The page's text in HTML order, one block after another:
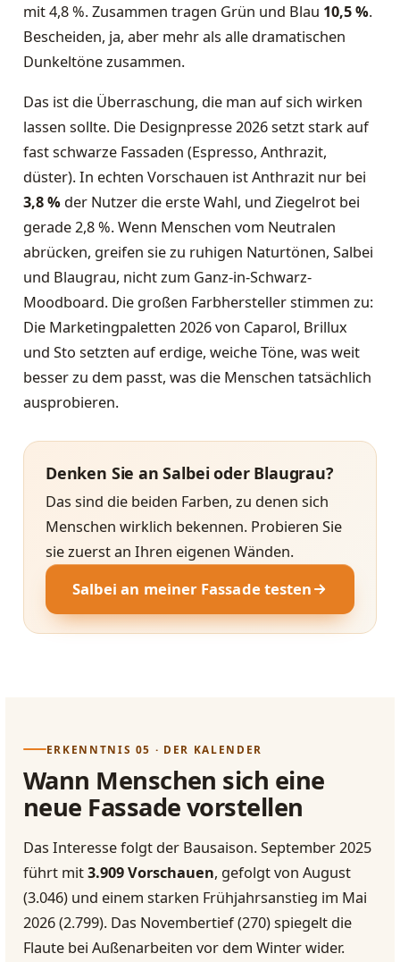
mit 4,8 %. Zusammen tragen Grün und Blau 10,5 %.
Bescheiden, ja, aber mehr als alle dramatischen
Dunkeltöne zusammen.
Das ist die Überraschung, die man auf sich wirken
lassen sollte. Die Designpresse 2026 setzt stark auf
fast schwarze Fassaden (Espresso, Anthrazit,
düster). In echten Vorschauen ist Anthrazit nur bei
3,8 % der Nutzer die erste Wahl, und Ziegelrot bei
gerade 2,8 %. Wenn Menschen vom Neutralen
abrücken, greifen sie zu ruhigen Naturtönen, Salbei
und Blaugrau, nicht zum Ganz-in-Schwarz-
Moodboard. Die großen Farbhersteller stimmen zu:
Die Marketingpaletten 2026 von Caparol, Brillux
und Sto setzten auf erdige, weiche Töne, was weit
besser zu dem passt, was die Menschen tatsächlich
ausprobieren.
Denken Sie an Salbei oder Blaugrau?
Das sind die beiden Farben, zu denen sich
Menschen wirklich bekennen. Probieren Sie
sie zuerst an Ihren eigenen Wänden.
Salbei an meiner Fassade testen
ERKENNTNIS 05 · DER KALENDER
Wann Menschen sich eine
neue Fassade vorstellen
Das Interesse folgt der Bausaison. September 2025
führt mit3.909 Vorschauen, gefolgt von August
(3.046) und einem starken Frühjahrsanstieg im Mai
2026 (2.799). Das Novembertief (270) spiegelt die
Flaute bei Außenarbeiten vor dem Winter wider.